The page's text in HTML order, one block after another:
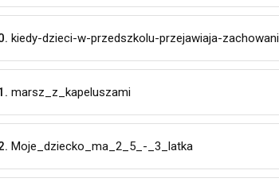
kiedy-dzieci-w-przedszkolu-przejawiaja-
marsz_z_kapeluszami
Moje_dziecko_ma_2_5_-_3_latka